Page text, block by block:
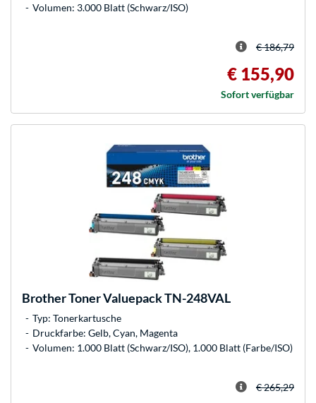
Volumen: 3.000 Blatt (Schwarz/ISO)
€ 186,79
€ 155,90
Sofort verfügbar
BrotherToner Valuepack TN-248VAL
Typ: Tonerkartusche
Druckfarbe: Gelb, Cyan, Magenta
Volumen: 1.000 Blatt (Schwarz/ISO), 1.000 Blatt (Farbe/ISO)
€ 265,29